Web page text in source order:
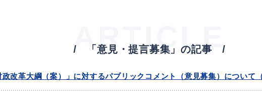
ARTICLE
「意見・提言募集」の記事
政改革大綱（案）」に対するパブリックコメント（意見募集）について（